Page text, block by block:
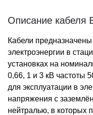
Описание кабеля
Кабели
электроэнергии в
установках на
0,66, 1 и 3 кВ частоты
для эксплуатации в
напряжения с
нейтралью, в которых